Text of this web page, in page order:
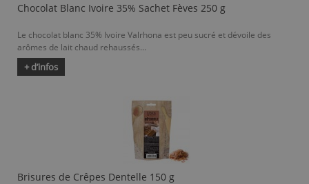
Chocolat Blanc Ivoire 35% Sachet Fèves 250 g
Le chocolat blanc 35% Ivoire Valrhona est peu sucré et dévoile des
arômes de lait chaud rehaussés...
+ d’infos
Brisures de Crêpes Dentelle 150 g